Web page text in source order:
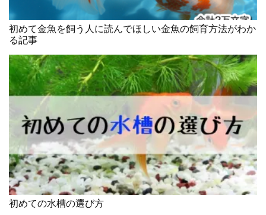
初めて金魚を飼う人に読んでほしい金魚の飼育方法がわか
る記事
初めての水槽の選び方